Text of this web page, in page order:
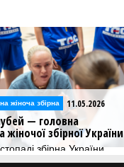
жіноча збірна 11.05.2026
— головна
жіночої збірної України
збірна України